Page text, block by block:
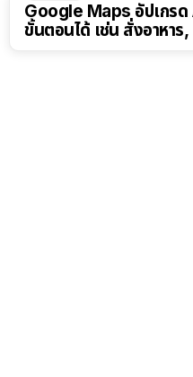
Google Maps อัปเกรด
ขั้นตอนได้ เช่น สั่งอาหา